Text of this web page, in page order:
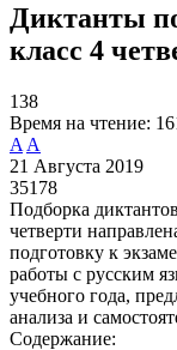
Диктанты
класс 4
138
Время на чтение:
A A
21 Августа 2019
35178
Подборка
четверти
подготовку к
работы с русским
учебного года,
анализа и
Содержание: